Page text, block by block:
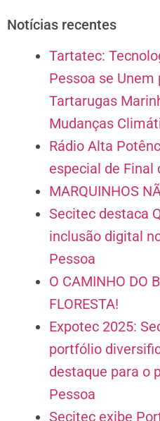
Notícias recentes
Tartatec:
Pessoa se
Tartarugas
Mudanças
Rádio Alta
especial de Final
MARQUINHOS
Secitec destaca
inclusão digital
Pessoa
O CAMINHO DO
FLORESTA!
Expotec 2025:
portfólio
destaque para o
Pessoa
Secitec exibe